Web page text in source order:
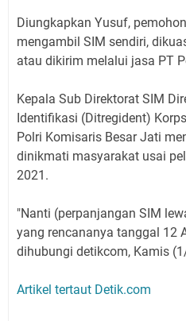
Diungkapkan Yusuf,
mengambil SIM sendiri,
atau dikirim melalui jasa PT
Kepala Sub Direktorat SIM
Identifikasi (Ditregident)
Polri Komisaris Besar Jati
dinikmati masyarakat usai
2021.
"Nanti (perpanjangan SIM
yang rencananya tanggal 12
dihubungi detikcom, Kamis
Artikel tertaut Detik.com